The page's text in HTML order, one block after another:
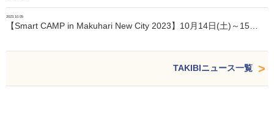
2023.10.05
【Smart CAMP in Makuhari New City 2023】10月14日(土)～15…
TAKIBIニュース一覧